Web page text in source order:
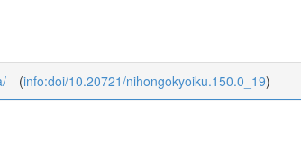
(info:doi/10.20721/nihongokyoiku.150.0_19)